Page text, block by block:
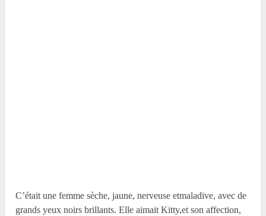
C’était une femme sèche, jaune, nerveuse etmaladive, avec de
grands yeux noirs brillants. Elle aimait Kitty,et son affection,